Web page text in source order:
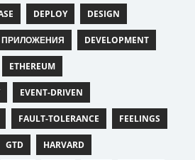
DEPLOY DESIGN
DEVELOPMENT
ETHEREUM
EVENT-DRIVEN
FAULT-TOLERANCE FEELINGS
GTD HARVARD